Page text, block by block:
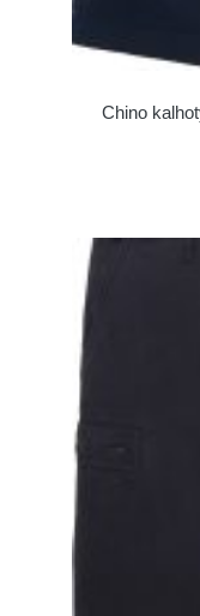
Chino